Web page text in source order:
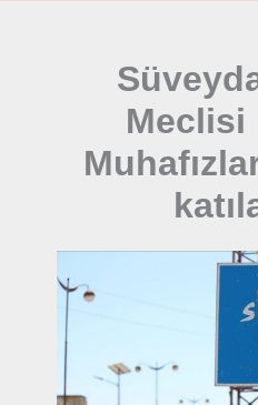
Meclisi